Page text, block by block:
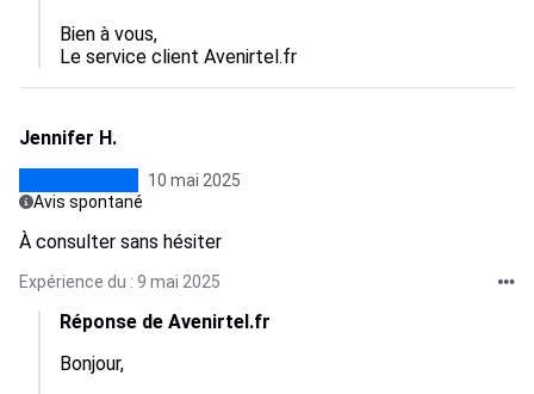
Bien à vous,
Le service client Avenirtel.fr
Jennifer H.
10 mai 2025
Avis spontané
À consulter sans hésiter
Expérience du : 9 mai 2025
Réponse de Avenirtel.fr
Bonjour,